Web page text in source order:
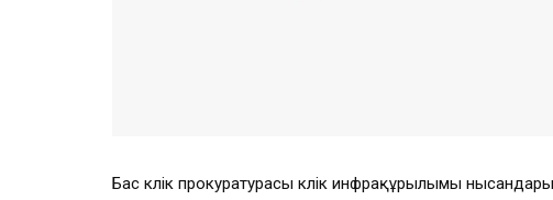
Бас көлік прокуратурасы көлік инфрақұрылымы